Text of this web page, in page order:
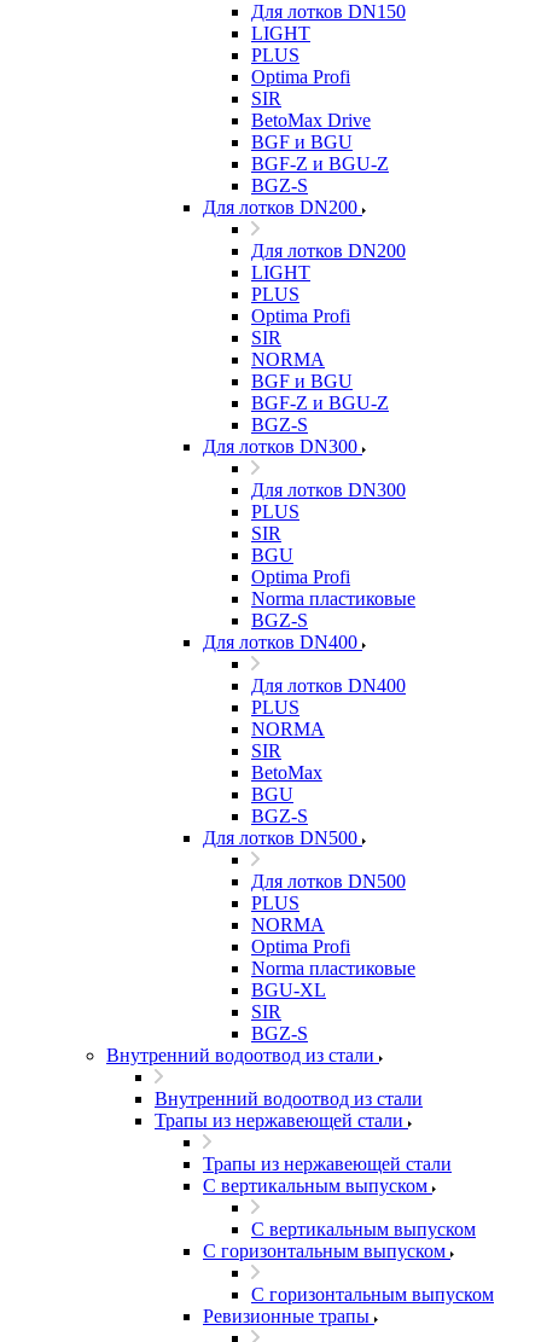
Для лотков DN150
LIGHT
PLUS
Optima Profi
SIR
BetoMax Drive
BGF и BGU
BGF-Z и BGU-Z
BGZ-S
Для лотков DN200
Для лотков DN200
LIGHT
PLUS
Optima Profi
SIR
NORMA
BGF и BGU
BGF-Z и BGU-Z
BGZ-S
Для лотков DN300
Для лотков DN300
PLUS
SIR
BGU
Optima Profi
Norma пластиковые
BGZ-S
Для лотков DN400
Для лотков DN400
PLUS
NORMA
SIR
BetoMax
BGU
BGZ-S
Для лотков DN500
Для лотков DN500
PLUS
NORMA
Optima Profi
Norma пластиковые
BGU-XL
SIR
BGZ-S
Внутренний водоотвод из стали
Внутренний водоотвод из стали
Трапы из нержавеющей стали
Трапы из нержавеющей стали
С вертикальным выпуском
С вертикальным выпуском
С горизонтальным выпуском
С горизонтальным выпуском
Ревизионные трапы